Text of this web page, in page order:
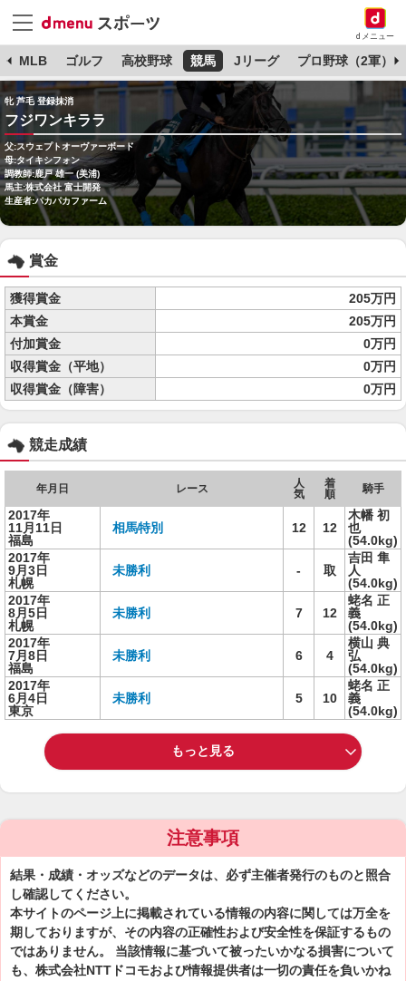
dメニュー
MLB ゴルフ 高校野球 競馬 Jリーグ プロ野球（2軍）
牝 芦毛 登録抹消
フジワンキララ
父:スウェプトオーヴァーボード
母:タイキシフォン
調教師:鹿戸 雄一 (美浦)
馬主:株式会社 富士開発
生産者:パカパカファーム
賞金
獲得賞金
205万円
本賞金
205万円
付加賞金
0万円
収得賞金（平地）
0万円
収得賞金（障害）
0万円
競走成績
年月日 レース
人
気
着
順
騎手
2017年
11月11日
福島
相馬特別 12 12
木幡 初
也
(54.0kg)
2017年
9月3日
札幌
未勝利 - 取
吉田 隼
人
(54.0kg)
2017年
8月5日
札幌
未勝利 7 12
蛯名 正
義
(54.0kg)
2017年
7月8日
福島
未勝利 6 4
横山 典
弘
(54.0kg)
2017年
6月4日
東京
未勝利 5 10
蛯名 正
義
(54.0kg)
もっと見る
注意事項
結果・成績・オッズなどのデータは、必ず主催者発行のものと照合
し確認してください。
本サイトのページ上に掲載されている情報の内容に関しては万全を
期しておりますが、その内容の正確性および安全性を保証するもの
ではありません。 当該情報に基づいて被ったいかなる損害について
も、株式会社NTTドコモおよび情報提供者は一切の責任を負いかね